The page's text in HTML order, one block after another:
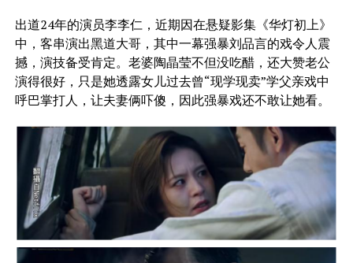
出道24年的演员李李仁，近期因在悬疑影集《华灯初上》
中，客串演出黑道大哥，其中一幕强暴刘品言的戏令人震
撼，演技备受肯定。老婆陶晶莹不但没吃醋，还大赞老公
演得很好，只是她透露女儿过去曾“现学现卖”学父亲戏中
呼巴掌打人，让夫妻俩吓傻，因此强暴戏还不敢让她看。